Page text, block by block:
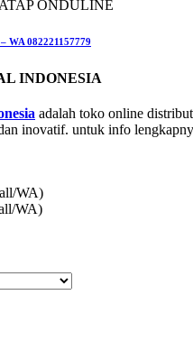
WA 082221157779
INDONESIA
adalah toko online
inovatif. untuk info
WA)
WA)